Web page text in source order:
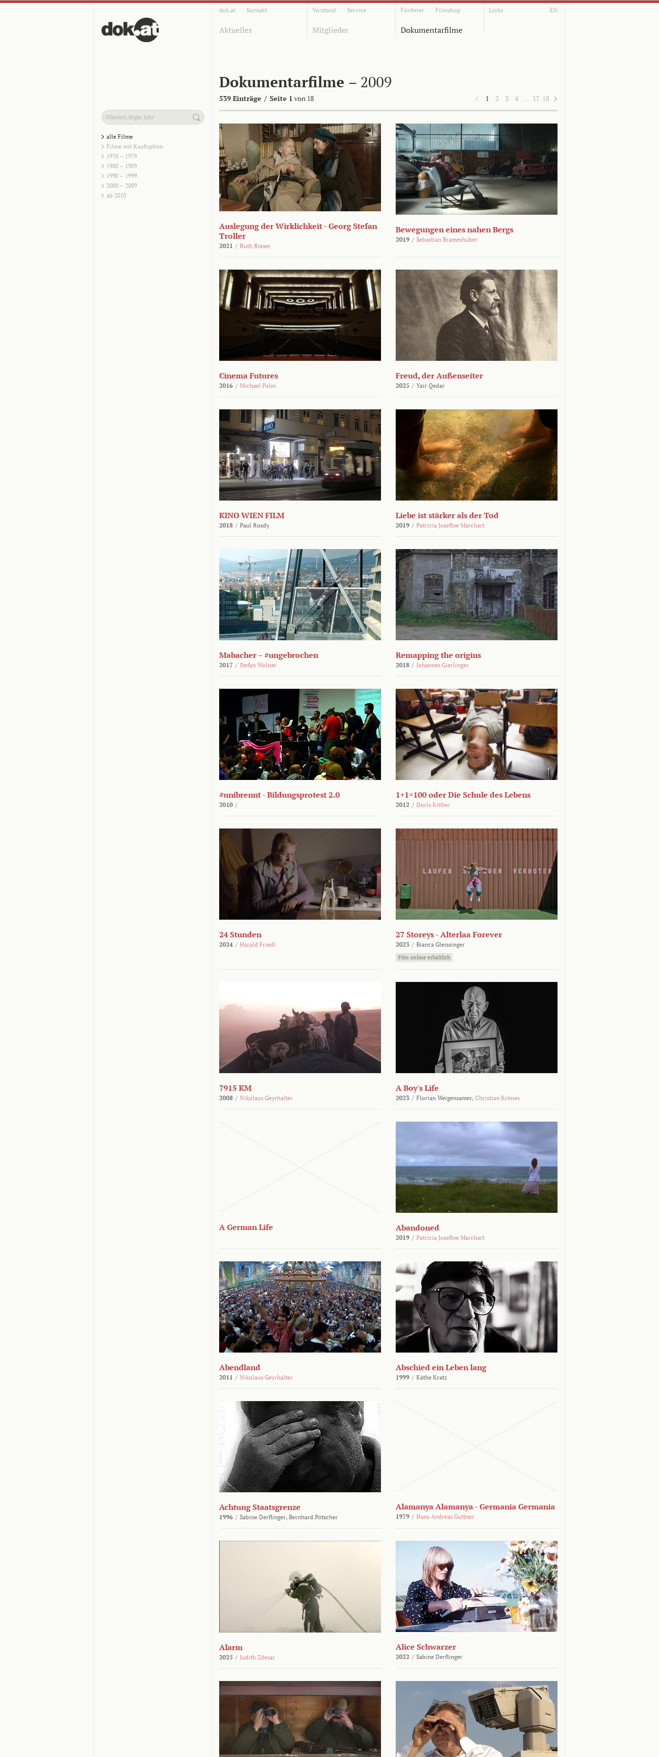
dok.at Kontakt Vorstand Service Förderer Filmshop Links EN
Aktuelles Mitglieder Dokumentarfilme
Dokumentarfilme – 2009
539 Einträge / Seite 1 von 18 1 2 3 4 … 17 18
alle Filme
Filme mit Kaufoption
1970 – 1979
1980 – 1989
1990 – 1999
2000 – 2009
ab 2010
Auslegung der Wirklichkeit - Georg Stefan
Troller
2021 / Ruth Rieser
Bewegungen eines nahen Bergs
2019 / Sebastian Brameshuber
Cinema Futures
2016 / Michael Palm
Freud, der Außenseiter
2025 / Yair Qedar
KINO WIEN FILM
2018 / Paul Rosdy
Liebe ist stärker als der Tod
2019 / Patricia Josefine Marchart
Mabacher – #ungebrochen
2017 / Stefan Wolner
Remapping the origins
2018 / Johannes Gierlinger
#unibrennt - Bildungsprotest 2.0
2010 /
1+1=100 oder Die Schule des Lebens
2012 / Doris Kittler
24 Stunden
2024 / Harald Friedl
27 Storeys - Alterlaa Forever
2023 / Bianca Gleissinger
Film online erhältlich
7915 KM
2008 / Nikolaus Geyrhalter
A Boy's Life
2023 / Florian Weigensamer, Christian Krönes
A German Life Abandoned
2019 / Patricia Josefine Marchart
Abendland
2011 / Nikolaus Geyrhalter
Abschied ein Leben lang
1999 / Käthe Kratz
Achtung Staatsgrenze
1996 / Sabine Derflinger, Bernhard Pötscher
Alamanya Alamanya - Germania Germania
1979 / Hans Andreas Guttner
Alarm
2025 / Judith Zdesar
Alice Schwarzer
2022 / Sabine Derflinger